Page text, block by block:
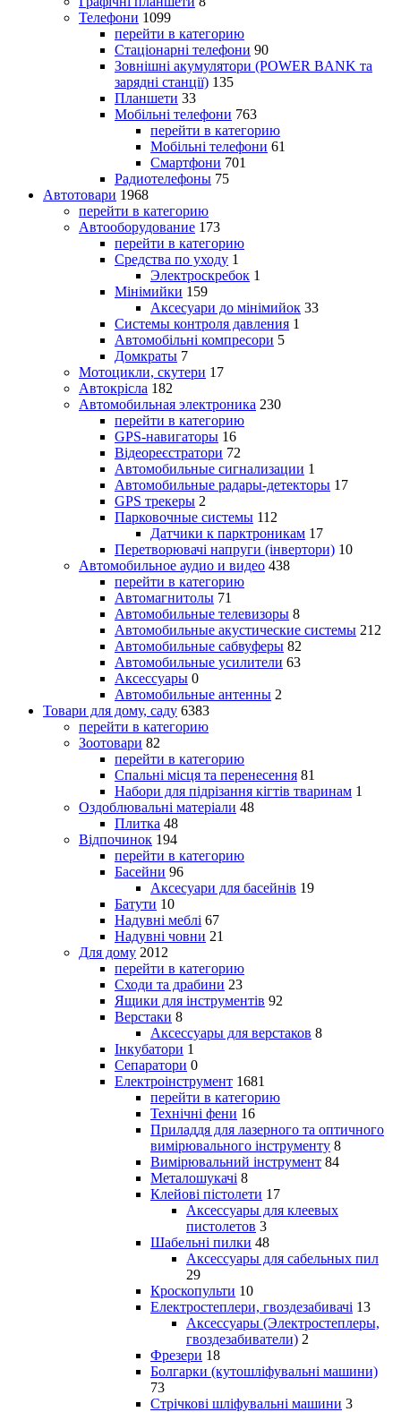
Телефони 1099
перейти в категорию
Стаціонарні телефони 90
Зовнішні акумулятори (POWER BANK та
зарядні станції) 135
Планшети 33
Мобільні телефони 763
перейти в категорию
Мобільні телефони 61
Смартфони 701
Радиотелефоны 75
Автотовари 1968
перейти в категорию
Автооборудование 173
перейти в категорию
Средства по уходу 1
Электроскребок 1
Мінімийки 159
Аксесуари до мінімийок 33
Системы контроля давления 1
Автомобільні компресори 5
Домкраты 7
Мотоцикли, скутери 17
Автокрісла 182
Автомобильная электроника 230
перейти в категорию
GPS-навигаторы 16
Відеореєстратори 72
Автомобильные сигнализации 1
Автомобильные радары-детекторы 17
GPS трекеры 2
Парковочные системы 112
Датчики к парктроникам 17
Перетворювачі напруги (інвертори) 10
Автомобильное аудио и видео 438
перейти в категорию
Автомагнитолы 71
Автомобильные телевизоры 8
Автомобильные акустические системы 212
Автомобильные сабвуферы 82
Автомобильные усилители 63
Аксессуары 0
Автомобильные антенны 2
Товари для дому, саду 6383
перейти в категорию
Зоотовари 82
перейти в категорию
Спальні місця та перенесення 81
Набори для підрізання кігтів тваринам 1
Оздоблювальні матеріали 48
Плитка 48
Відпочинок 194
перейти в категорию
Басейни 96
Аксесуари для басейнів 19
Батути 10
Надувні меблі 67
Надувні човни 21
Для дому 2012
перейти в категорию
Сходи та драбини 23
Ящики для інструментів 92
Верстаки 8
Аксессуары для верстаков 8
Інкубатори 1
Сепаратори 0
Електроінструмент 1681
перейти в категорию
Технічні фени 16
Приладдя для лазерного та оптичного
вимірювального інструменту 8
Вимірювальний інструмент 84
Металошукачі 8
Клейові пістолети 17
Аксессуары для клеевых
пистолетов 3
Шабельні пилки 48
Аксессуары для сабельных пил
29
Кроскопульти 10
Електростеплери, гвоздезабивачі 13
Аксессуары (Электростеплеры,
гвоздезабиватели) 2
Фрезери 18
Болгарки (кутошліфувальні машини)
73
Стрічкові шліфувальні машини 3